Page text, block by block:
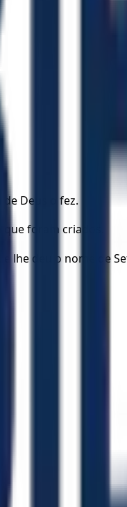
Deus o fez.
foram criados.
lhe deu o nome de